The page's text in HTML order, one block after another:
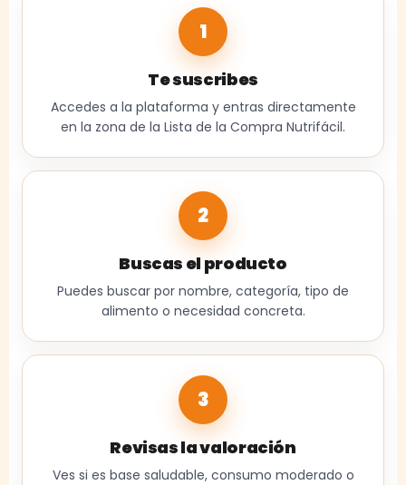
1
Te suscribes
Accedes a la plataforma y entras directamente
en la zona de la Lista de la Compra Nutrifácil.
2
Buscas el producto
Puedes buscar por nombre, categoría, tipo de
alimento o necesidad concreta.
3
Revisas la valoración
Ves si es base saludable, consumo moderado o